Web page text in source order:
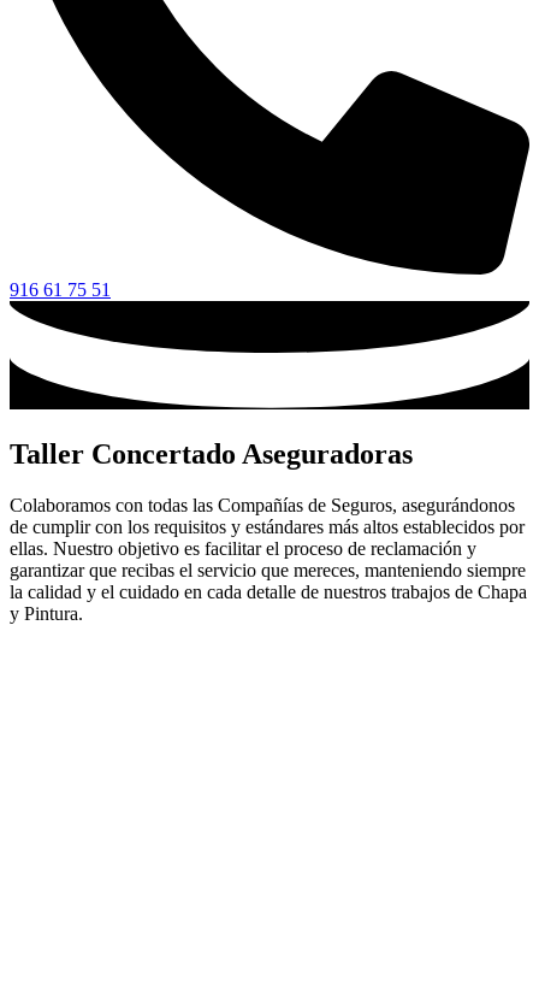
916 61 75 51
Taller Concertado Aseguradoras
Colaboramos con todas las Compañías de Seguros, asegurándonos
de cumplir con los requisitos y estándares más altos establecidos por
ellas. Nuestro objetivo es facilitar el proceso de reclamación y
garantizar que recibas el servicio que mereces, manteniendo siempre
la calidad y el cuidado en cada detalle de nuestros trabajos de Chapa
y Pintura.